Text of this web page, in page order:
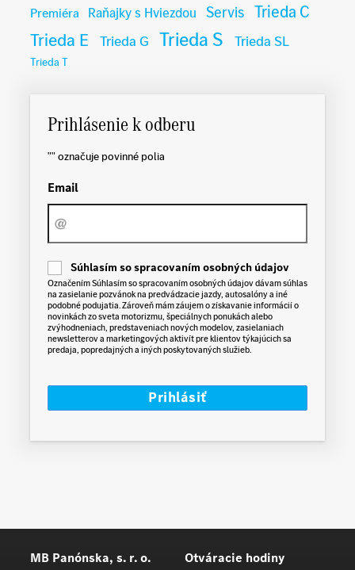
Premiéra Raňajky s Hviezdou Servis Trieda C
Trieda E Trieda G Trieda S Trieda SL
Trieda T
Prihlásenie k odberu
"" označuje povinné polia
Email
C
o
n
s
e
n
t
Súhlasím so spracovaním osobných údajov
Označením Súhlasím so spracovaním osobných údajov dávam súhlas
na zasielanie pozvánok na predvádzacie jazdy, autosalóny a iné
podobné podujatia. Zároveň mám záujem o získavanie informácií o
novinkách zo sveta motorizmu, špeciálnych ponukách alebo
zvýhodneniach, predstaveniach nových modelov, zasielaniach
newsletterov a marketingových aktivít pre klientov týkajúcich sa
predaja, popredajných a iných poskytovaných služieb.
MB Panónska, s. r. o.
Otváracie hodiny